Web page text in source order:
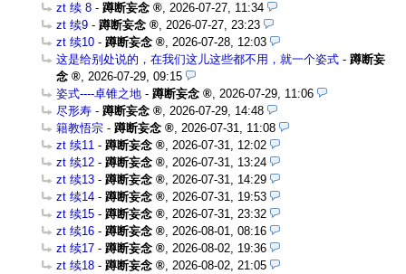
zt 续 8 - 蹲断妄念 , 2026-07-27, 11:34
zt 续9 - 蹲断妄念 , 2026-07-27, 23:23
zt 续10 - 蹲断妄念 , 2026-07-28, 12:03
这是给别处说的，在我们这儿这些都不用，就一个姿式 - 蹲断妄
念
, 2026-07-29, 09:15
姿式----卓锥之地 - 蹲断妄念 , 2026-07-29, 11:06
尽形寿 - 蹲断妄念 , 2026-07-29, 14:48
籍教悟宗 - 蹲断妄念 , 2026-07-31, 11:08
zt 续11 - 蹲断妄念 , 2026-07-31, 12:02
zt 续12 - 蹲断妄念 , 2026-07-31, 13:24
zt 续13 - 蹲断妄念 , 2026-07-31, 14:29
zt 续14 - 蹲断妄念 , 2026-07-31, 19:53
zt 续15 - 蹲断妄念 , 2026-07-31, 23:32
zt 续16 - 蹲断妄念 , 2026-08-01, 08:16
zt 续17 - 蹲断妄念 , 2026-08-02, 19:36
zt 续18 - 蹲断妄念 , 2026-08-02, 21:05